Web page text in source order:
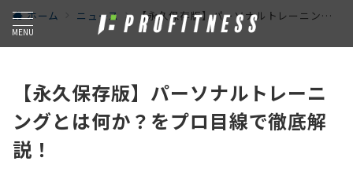
MENU
ホーム ニュース 【永久保存版】パーソナルトレーニングとは何か？をプロ目線で徹底解説！
【永久保存版】パーソナルトレーニ
ングとは何か？をプロ目線で徹底解
説！